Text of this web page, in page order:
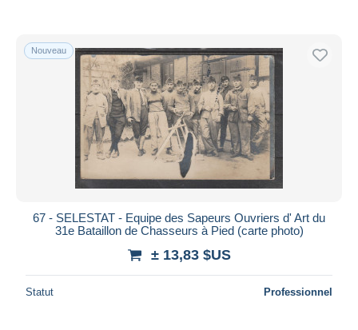
Nouveau
67 - SELESTAT - Equipe des Sapeurs Ouvriers d' Art du
31e Bataillon de Chasseurs à Pied (carte photo)
± 13,83 $US
Statut Professionnel